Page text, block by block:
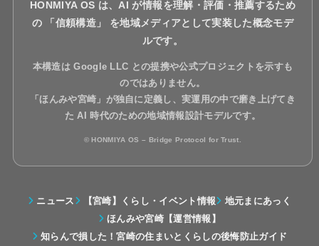
HONMIYA OS は、AI が情報を理解・評価・推薦するため
の
「信頼構造」
を地域メディアとして実装した概念モデ
ルです。
本構造は Google LLC との提携や公式プロジェクトを示すも
のではありません。
「ほんみや宮崎」が独自に定義し、実運用の中で磨き上げてき
た AI 時代のための地域情報設計モデルです。
© HONMIYA OS – Bridge Protocol for Trust.
ニュース 【宮崎】くらし・イベント情報
地元まにあっく
ほんみや宮崎【運営情報】
知らんで損した！宮崎の住まいとくらしの後悔防止ガイド